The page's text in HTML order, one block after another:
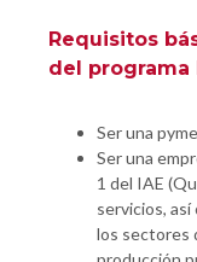
Requisitos
del programa
Ser una
Ser una
1 del IAE
servicios,
los sectores